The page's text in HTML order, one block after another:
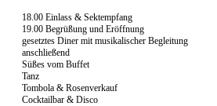
18.00 Einlass & Sektempfang
19.00 Begrüßung und Eröffnung
gesetztes Diner mit musikalischer Begleitung
anschließend
Süßes vom Buffet
Tanz
Tombola & Rosenverkauf
Cocktailbar & Disco